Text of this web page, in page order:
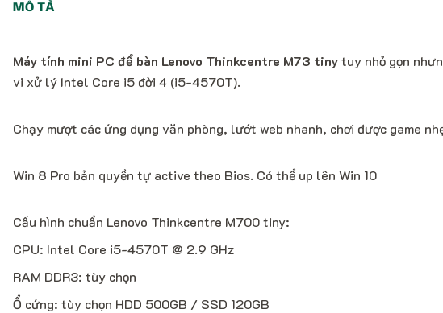
MÔ TẢ
Máy tính mini PC để bàn Lenovo Thinkcentre M73 tinytuy nhỏ gọn
vi xử lý Intel Core i5 đời 4 (i5-4570T).
Chạy mượt các ứng dụng văn phòng, lướt web nhanh, chơi được game
Win 8 Pro bản quyền tự active theo Bios. Có thể up lên Win 10
Cấu hình chuẩn Lenovo Thinkcentre M700 tiny:
CPU: Intel Core i5-4570T @ 2.9 GHz
RAM DDR3: tùy chọn
Ổ cứng: tùy chọn HDD 500GB / SSD 120GB